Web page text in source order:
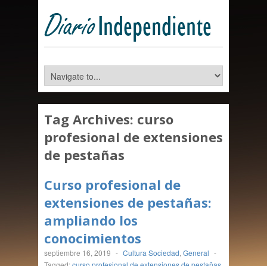
Tag Archives: curso
profesional de extensiones
de pestañas
Curso profesional de
extensiones de pestañas:
ampliando los
conocimientos
septiembre 16, 2019 - Cultura Sociedad, General -